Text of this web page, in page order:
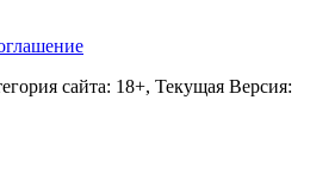
сайта: 18+, Текущая Версия: